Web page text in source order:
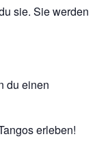
sie. Sie werden
du einen
erleben!